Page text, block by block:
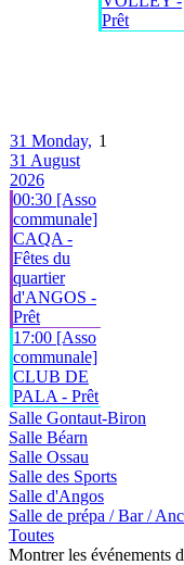
Prêt
31 Monday,
31 August
2026
00:30 [Asso
communale]
CAQA -
Fêtes du
quartier
d'ANGOS -
Prêt
17:00 [Asso
communale]
CLUB DE
PALA - Prêt
1
Salle Gontaut-Biron
Salle Béarn
Salle Ossau
Salle des Sports
Salle d'Angos
Salle de prépa / Bar /
Toutes
Montrer les événements